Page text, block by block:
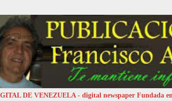
DE VENEZUELA - digital newspaper Fundada